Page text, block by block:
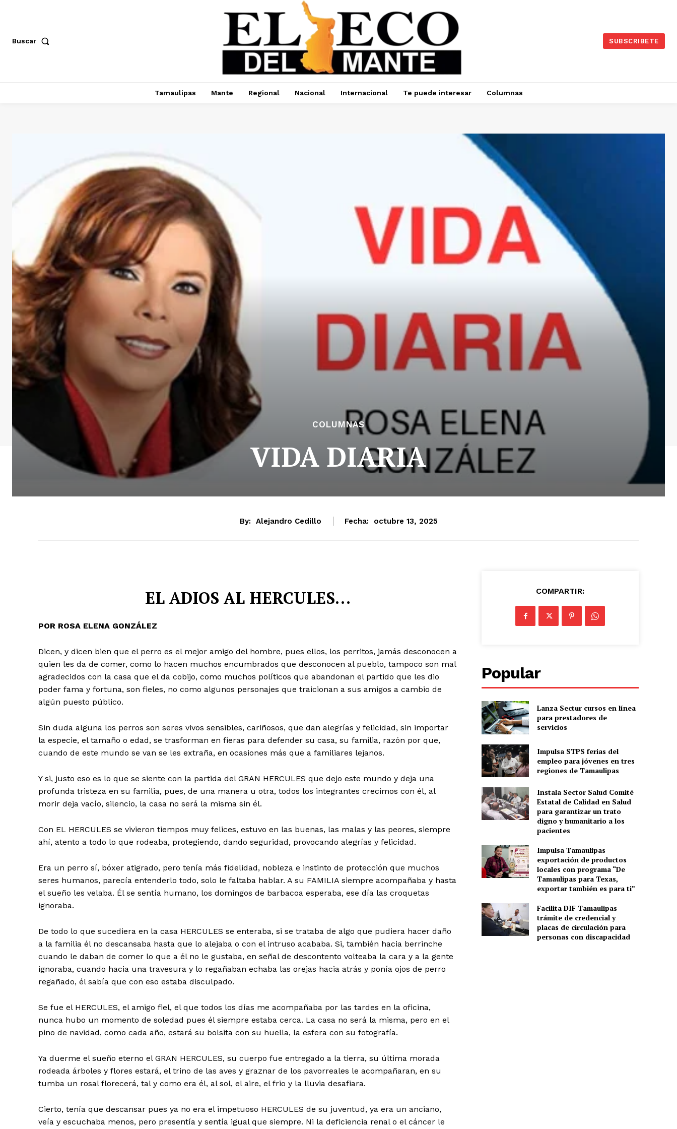
Buscar SUBSCRIBETE
Tamaulipas Mante Regional Nacional Internacional Te puede interesar Columnas
COLUMNAS
VIDA DIARIA
By: Alejandro Cedillo Fecha: octubre 13, 2025
EL ADIOS AL HERCULES…
POR ROSA ELENA GONZÁLEZ
Dicen, y dicen bien que el perro es el mejor amigo del hombre, pues ellos, los perritos, jamás desconocen a
quien les da de comer, como lo hacen muchos encumbrados que desconocen al pueblo, tampoco son mal
agradecidos con la casa que el da cobijo, como muchos políticos que abandonan el partido que les dio
poder fama y fortuna, son fieles, no como algunos personajes que traicionan a sus amigos a cambio de
algún puesto público.
Sin duda alguna los perros son seres vivos sensibles, cariñosos, que dan alegrías y felicidad, sin importar
la especie, el tamaño o edad, se trasforman en fieras para defender su casa, su familia, razón por que,
cuando de este mundo se van se les extraña, en ocasiones más que a familiares lejanos.
Y si, justo eso es lo que se siente con la partida del GRAN HERCULES que dejo este mundo y deja una
profunda tristeza en su familia, pues, de una manera u otra, todos los integrantes crecimos con él, al
morir deja vacío, silencio, la casa no será la misma sin él.
Con EL HERCULES se vivieron tiempos muy felices, estuvo en las buenas, las malas y las peores, siempre
ahí, atento a todo lo que rodeaba, protegiendo, dando seguridad, provocando alegrías y felicidad.
Era un perro sí, bóxer atigrado, pero tenía más fidelidad, nobleza e instinto de protección que muchos
seres humanos, parecía entenderlo todo, solo le faltaba hablar. A su FAMILIA siempre acompañaba y hasta
el sueño les velaba. Él se sentía humano, los domingos de barbacoa esperaba, ese día las croquetas
ignoraba.
De todo lo que sucediera en la casa HERCULES se enteraba, si se trataba de algo que pudiera hacer daño
a la familia él no descansaba hasta que lo alejaba o con el intruso acababa. Si, también hacia berrinche
cuando le daban de comer lo que a él no le gustaba, en señal de descontento volteaba la cara y a la gente
ignoraba, cuando hacia una travesura y lo regañaban echaba las orejas hacia atrás y ponía ojos de perro
regañado, él sabía que con eso estaba disculpado.
Se fue el HERCULES, el amigo fiel, el que todos los días me acompañaba por las tardes en la oficina,
nunca hubo un momento de soledad pues él siempre estaba cerca. La casa no será la misma, pero en el
pino de navidad, como cada año, estará su bolsita con su huella, la esfera con su fotografía.
Ya duerme el sueño eterno el GRAN HERCULES, su cuerpo fue entregado a la tierra, su última morada
rodeada árboles y flores estará, el trino de las aves y graznar de los pavorreales le acompañaran, en su
tumba un rosal florecerá, tal y como era él, al sol, el aire, el frio y la lluvia desafiara.
Cierto, tenía que descansar pues ya no era el impetuoso HERCULES de su juventud, ya era un anciano,
veía y escuchaba menos, pero presentía y sentía igual que siempre. Ni la deficiencia renal o el cáncer le
COMPARTIR:
Popular
Lanza Sectur cursos en línea
para prestadores de
servicios
Impulsa STPS ferias del
empleo para jóvenes en tres
regiones de Tamaulipas
Instala Sector Salud Comité
Estatal de Calidad en Salud
para garantizar un trato
digno y humanitario a los
pacientes
Impulsa Tamaulipas
exportación de productos
locales con programa “De
Tamaulipas para Texas,
exportar también es para ti”
Facilita DIF Tamaulipas
trámite de credencial y
placas de circulación para
personas con discapacidad